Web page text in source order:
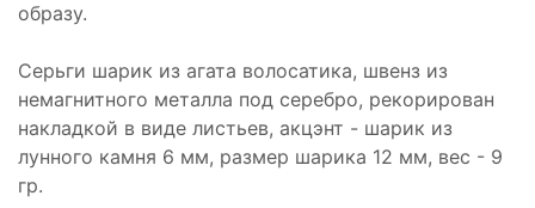
образу.
Серьги шарик из агата волосатика, швенз из
немагнитного металла под серебро, рекорирован
накладкой в виде листьев, акцэнт - шарик из
лунного камня 6 мм, размер шарика 12 мм, вес - 9
гр.